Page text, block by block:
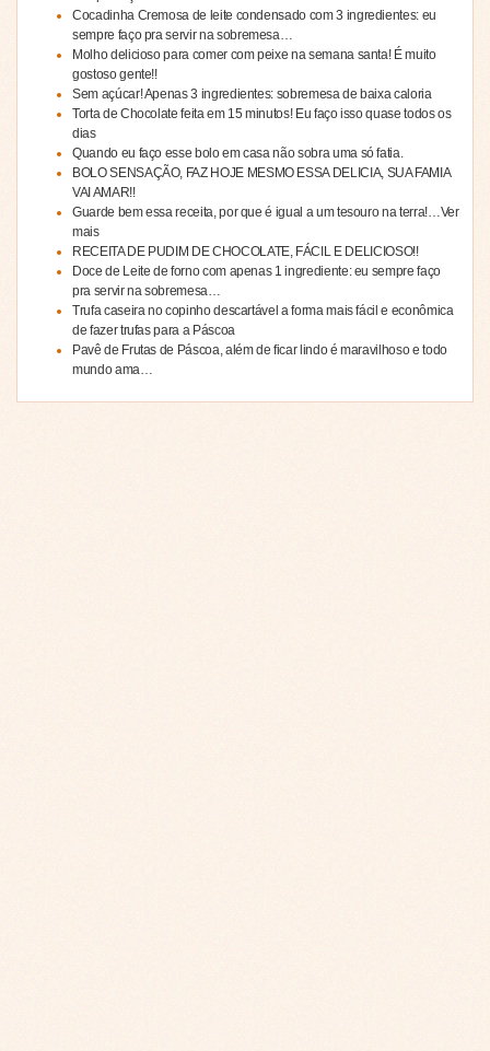
Cocadinha Cremosa de leite condensado com 3 ingredientes: eu
sempre faço pra servir na sobremesa…
Molho delicioso para comer com peixe na semana santa! É muito
gostoso gente!!
Sem açúcar! Apenas 3 ingredientes: sobremesa de baixa caloria
Torta de Chocolate feita em 15 minutos! Eu faço isso quase todos os
dias
Quando eu faço esse bolo em casa não sobra uma só fatia.
BOLO SENSAÇÃO, FAZ HOJE MESMO ESSA DELICIA, SUA FAMIA
VAI AMAR!!
Guarde bem essa receita, por que é igual a um tesouro na terra!…Ver
mais
RECEITA DE PUDIM DE CHOCOLATE, FÁCIL E DELICIOSO!!
Doce de Leite de forno com apenas 1 ingrediente: eu sempre faço
pra servir na sobremesa…
Trufa caseira no copinho descartável a forma mais fácil e econômica
de fazer trufas para a Páscoa
Pavê de Frutas de Páscoa, além de ficar lindo é maravilhoso e todo
mundo ama…